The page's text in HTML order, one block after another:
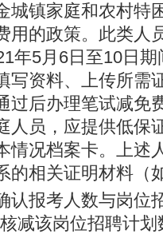
城镇家庭和农村特
用的政策。此类人
年5月6日至10日
写资料、上传所需
过后办理笔试减免
人员，应提供低保
情况档案卡。上述
的相关证明材料（
认报考人数与岗位
减该岗位招聘计